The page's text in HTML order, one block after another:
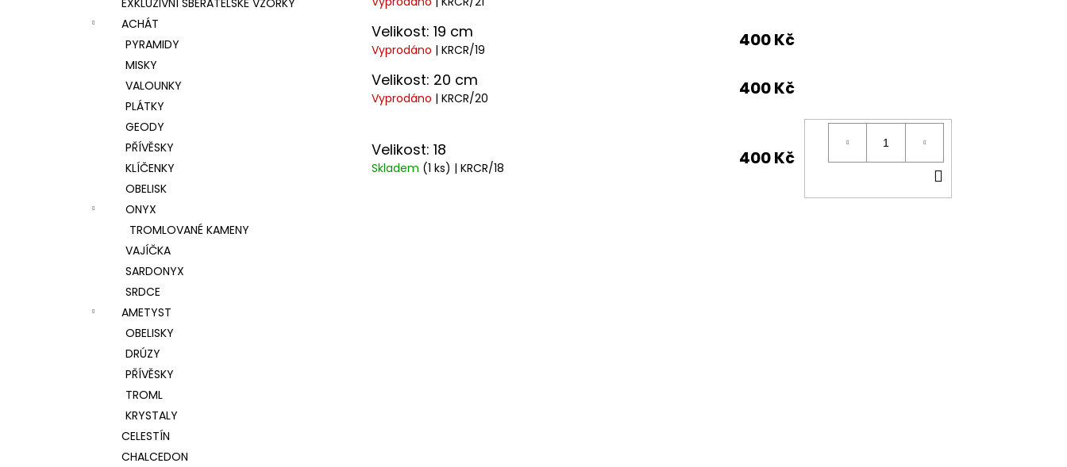
EXKLUZIVNÍ SBĚRATELSKÉ VZORKY
ACHÁT
PYRAMIDY
MISKY
VALOUNKY
PLÁTKY
GEODY
PŘÍVĚSKY
KLÍČENKY
OBELISK
ONYX
TROMLOVANÉ KAMENY
VAJÍČKA
SARDONYX
SRDCE
AMETYST
OBELISKY
DRÚZY
PŘÍVĚSKY
TROML
KRYSTALY
CELESTÍN
CHALCEDON
Velikost: 19 cm
Vyprodáno | KRCR/19 400 Kč
Velikost: 20 cm
Vyprodáno | KRCR/20 400 Kč
Velikost: 18
Skladem (1 ks) | KRCR/18 400 Kč
KOŠÍKU